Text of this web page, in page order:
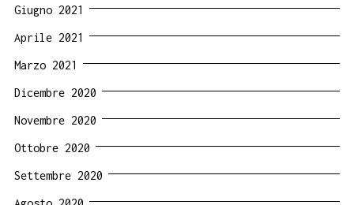
Giugno 2021
Aprile 2021
Marzo 2021
Dicembre 2020
Novembre 2020
Ottobre 2020
Settembre 2020